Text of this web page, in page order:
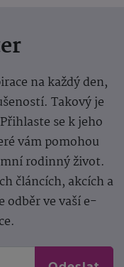
na každý den,
Takový je
se k jeho
vám pomohou
rodinný život.
článcích, akcích a
odběr ve vaší e-